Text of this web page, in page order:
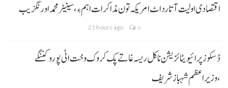
اقتصادی اولیت آتا رد اٹ امریکہ تون مذاکرات اہم ءِ،سینیٹر محمد اورنگزیب
21 hours ago 0
ڈسکوز پرائیویٹائزیشن نا کل ریسہ غاتے پک کروک وخت اٹی پورو کننگے
،وزیراعظم شہباز شریف